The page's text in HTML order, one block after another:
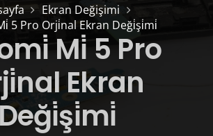
Ekran Değişimi
5 Pro Orji̇nal Ekran Deği̇şi̇mi̇
Mi̇ 5 Pro
Ekran
Deği̇şi̇mi̇